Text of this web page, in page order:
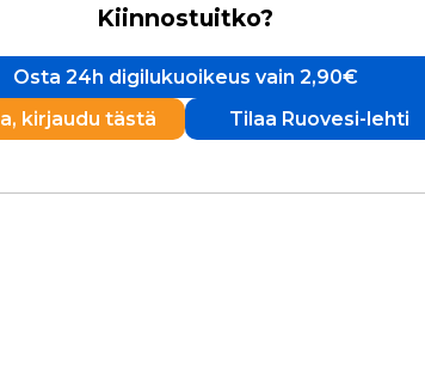
Kiinnostuitko?
Osta 24h digilukuoikeus vain 2,90€
kirjaudu tästä
Tilaa Ruovesi-lehti